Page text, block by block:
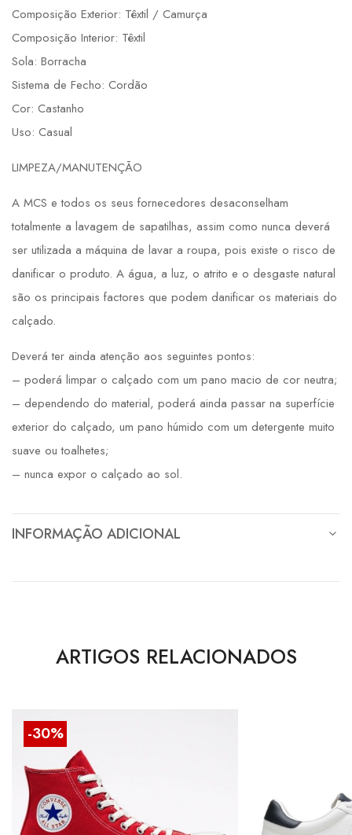
Composição Exterior: Têxtil / Camurça
Composição Interior: Têxtil
Sola: Borracha
Sistema de Fecho: Cordão
Cor: Castanho
Uso: Casual
LIMPEZA/MANUTENÇÃO
A MCS e todos os seus fornecedores desaconselham
totalmente a lavagem de sapatilhas, assim como nunca deverá
ser utilizada a máquina de lavar a roupa, pois existe o risco de
danificar o produto. A água, a luz, o atrito e o desgaste natural
são os principais factores que podem danificar os materiais do
calçado.
Deverá ter ainda atenção aos seguintes pontos:
– poderá limpar o calçado com um pano macio de cor neutra;
– dependendo do material, poderá ainda passar na superfície
exterior do calçado, um pano húmido com um detergente muito
suave ou toalhetes;
– nunca expor o calçado ao sol.
INFORMAÇÃO ADICIONAL
ARTIGOS RELACIONADOS
-30%